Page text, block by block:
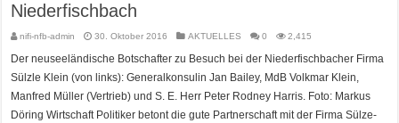
Niederfischbach
nifi-nfb-admin 30. Oktober 2016 AKTUELLES 0 2,415
Der neuseeländische Botschafter zu Besuch bei der Niederfischbacher Firma
Sülzle Klein (von links): Generalkonsulin Jan Bailey, MdB Volkmar Klein,
Manfred Müller (Vertrieb) und S. E. Herr Peter Rodney Harris. Foto: Markus
Döring Wirtschaft Politiker betont die gute Partnerschaft mit der Firma Sülze-